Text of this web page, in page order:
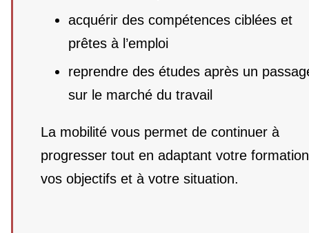
acquérir des compétences ciblées et
prêtes à l’emploi
reprendre des études après un
sur le marché du travail
La mobilité vous permet de continuer à
progresser tout en adaptant votre
vos objectifs et à votre situation.